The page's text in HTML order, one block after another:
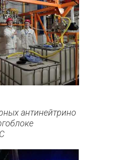
антинейтрино